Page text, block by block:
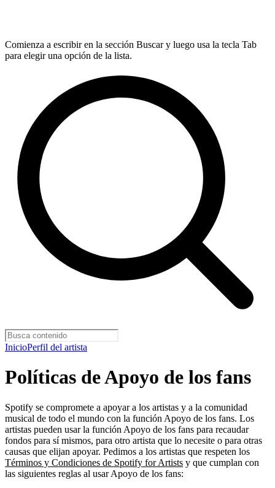
Comienza a escribir en la sección Buscar y luego usa la tecla Tab
para elegir una opción de la lista.
InicioPerfil del artista
Políticas de Apoyo de los fans
Spotify se compromete a apoyar a los artistas y a la comunidad
musical de todo el mundo con la función Apoyo de los fans. Los
artistas pueden usar la función Apoyo de los fans para recaudar
fondos para sí mismos, para otro artista que lo necesite o para otras
causas que elijan apoyar. Pedimos a los artistas que respeten los
Términos y Condiciones de Spotify for Artists y que cumplan con
las siguientes reglas al usar Apoyo de los fans: